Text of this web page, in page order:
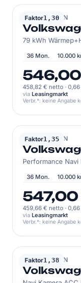
Faktor1,30
VOLKSWAGEN
79 kWh
36 Mon. 10.000
458,82 € netto ·
via Leasingmarkt
Verbr.*: keine Angabe
Faktor1,35
VOLKSWAGEN
Performance Navi
36 Mon. 10.000
547,00
459,66 € netto ·
via Leasingmarkt
Verbr.*: keine Angabe
Faktor1,38
VOLKSWAGEN